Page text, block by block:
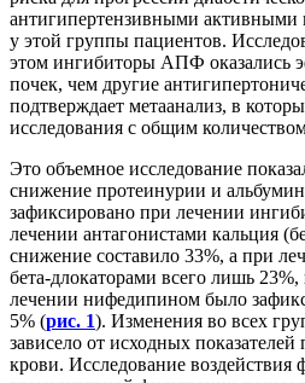
антигипертензивными активными
у этой группы пациентов.
этом ингибиторы АПФ оказались
почек, чем другие
подтверждает метаанализ, в
исследования с общим
Это объемное исследование
снижение протеинурии и
зафиксировано при лечении
лечении антагонистами кальция
снижение составило 33%, а при
бета-длокаторами всего лишь
лечении нифедипином было
5% (рис. 1). Изменения во всех
зависело от исходных
крови. Исследование воздействия